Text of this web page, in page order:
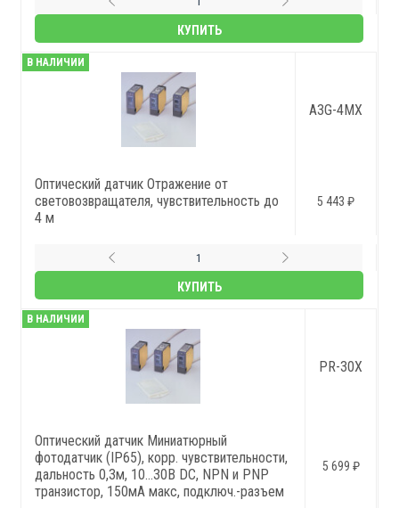
КУПИТЬ
В НАЛИЧИИ
A3G-4MX
Оптический датчик Отражение от
световозвращателя, чувствительность до
4 м
5 443 ₽
КУПИТЬ
В НАЛИЧИИ
PR-30X
Оптический датчик Миниатюрный
фотодатчик (IP65), корр. чувствительности,
дальность 0,3м, 10…30В DC, NPN и PNP
транзистор, 150мА макс, подключ.-разъем
5 699 ₽